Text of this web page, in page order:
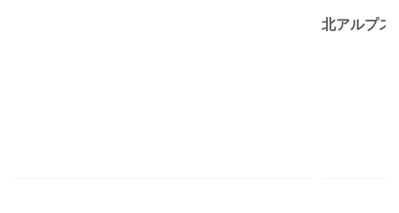
北アルプ